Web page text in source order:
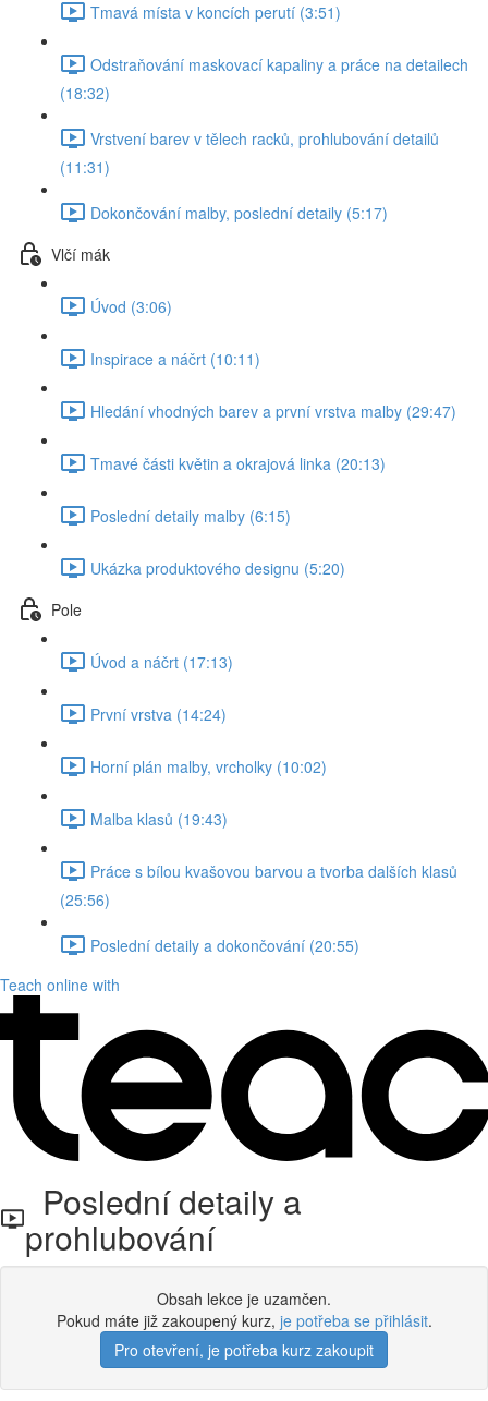
Tmavá místa v koncích perutí (3:51)
Odstraňování maskovací kapaliny a práce na detailech
(18:32)
Vrstvení barev v tělech racků, prohlubování detailů
(11:31)
Dokončování malby, poslední detaily (5:17)
Vlčí mák
Úvod (3:06)
Inspirace a náčrt (10:11)
Hledání vhodných barev a první vrstva malby (29:47)
Tmavé části květin a okrajová linka (20:13)
Poslední detaily malby (6:15)
Ukázka produktového designu (5:20)
Pole
Úvod a náčrt (17:13)
První vrstva (14:24)
Horní plán malby, vrcholky (10:02)
Malba klasů (19:43)
Práce s bílou kvašovou barvou a tvorba dalších klasů
(25:56)
Poslední detaily a dokončování (20:55)
Teach online with
Poslední detaily a
prohlubování
Obsah lekce je uzamčen.
Pokud máte již zakoupený kurz, je potřeba se přihlásit.
Pro otevření, je potřeba kurz zakoupit